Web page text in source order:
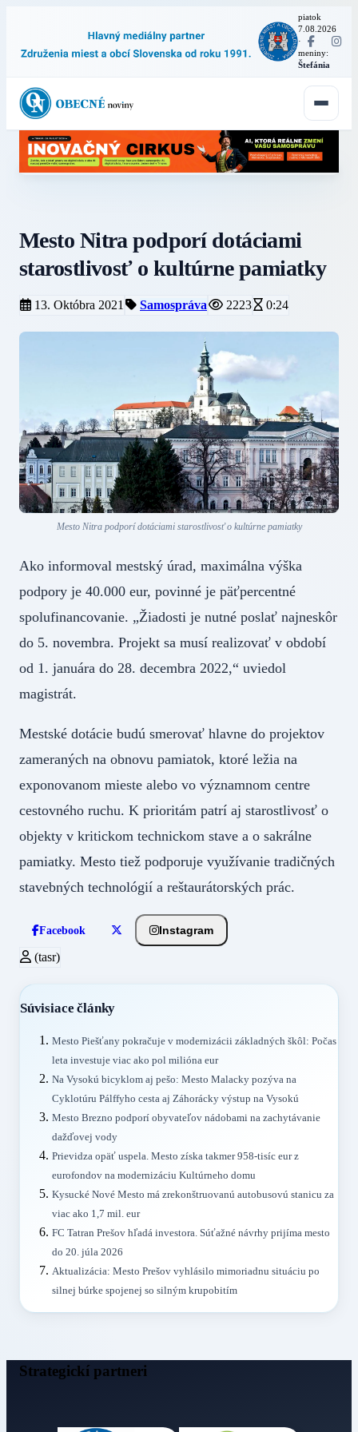
piatok
7.08.2026
·
meniny:
Štefánia
Mesto Nitra podporí dotáciami
starostlivosť o kultúrne pamiatky
13. Októbra 2021 Samospráva 2223 0:24
Mesto Nitra podporí dotáciami starostlivosť o kultúrne pamiatky
Ako informoval mestský úrad, maximálna výška
podpory je 40.000 eur, povinné je päťpercentné
spolufinancovanie. „Žiadosti je nutné poslať najneskôr
do 5. novembra. Projekt sa musí realizovať v období
od 1. januára do 28. decembra 2022,“ uviedol
magistrát.
Mestské dotácie budú smerovať hlavne do projektov
zameraných na obnovu pamiatok, ktoré ležia na
exponovanom mieste alebo vo významnom centre
cestovného ruchu. K prioritám patrí aj starostlivosť o
objekty v kritickom technickom stave a o sakrálne
pamiatky. Mesto tiež podporuje využívanie tradičných
stavebných technológií a reštaurátorských prác.
Facebook Instagram
(tasr)
Súvisiace články
Mesto Piešťany pokračuje v modernizácii základných škôl: Počas
leta investuje viac ako pol milióna eur
Na Vysokú bicyklom aj pešo: Mesto Malacky pozýva na
Cyklotúru Pálffyho cesta aj Záhorácky výstup na Vysokú
Mesto Brezno podporí obyvateľov nádobami na zachytávanie
dažďovej vody
Prievidza opäť uspela. Mesto získa takmer 958-tisíc eur z
eurofondov na modernizáciu Kultúrneho domu
Kysucké Nové Mesto má zrekonštruovanú autobusovú stanicu za
viac ako 1,7 mil. eur
FC Tatran Prešov hľadá investora. Súťažné návrhy prijíma mesto
do 20. júla 2026
Aktualizácia: Mesto Prešov vyhlásilo mimoriadnu situáciu po
silnej búrke spojenej so silným krupobitím
Strategickí partneri